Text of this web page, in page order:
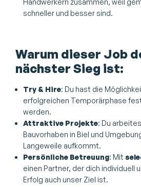
Handwerkern zusammen, weil
schneller und besser sind.
Warum dieser Job
nächster Sieg ist:
Try & Hire: Du hast die
erfolgreichen Temporärphase
werden.
Attraktive Projekte: Du
Bauvorhaben in Biel und
Langeweile aufkommt.
Persönliche Betreuung: Mit
einen Partner, der dich individuell
Erfolg auch unser Ziel ist.